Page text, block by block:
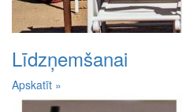
Līdzņemšanai
Apskatīt »